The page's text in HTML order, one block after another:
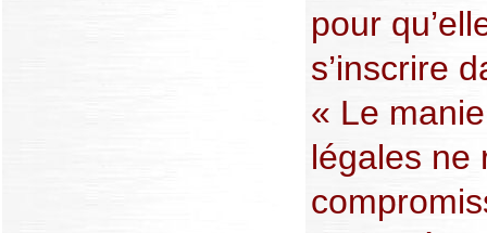
pour
s’inscrire
« Le
légales ne